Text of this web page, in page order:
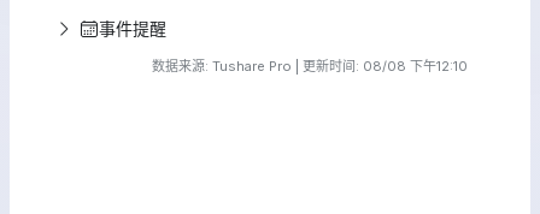
事件提醒
数据来源: Tushare Pro | 更新时间: 08/08 下午12:10